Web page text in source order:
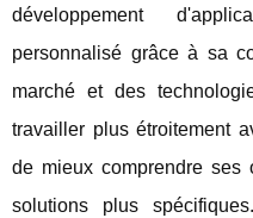
développement
personnalisé grâce à sa
marché et des
travailler plus étroitement
de mieux comprendre ses
solutions plus